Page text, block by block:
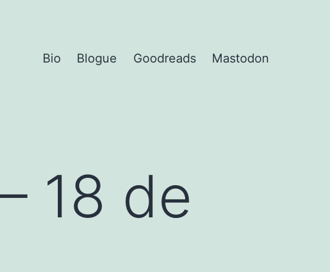
Bio Blogue Goodreads Mastodon
18 de